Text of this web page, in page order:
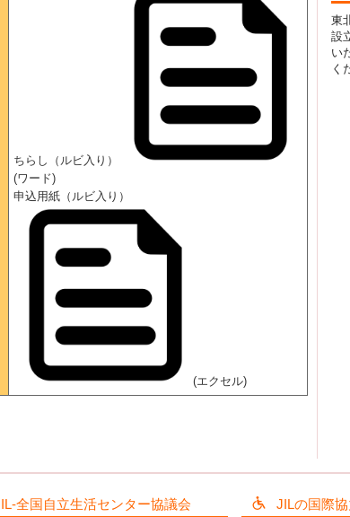
ちらし（ルビ入り）
(ワード)
申込用紙（ルビ入り）
(エクセル)
東
設
い
く
全国自立生活センター協議会 JILの国際